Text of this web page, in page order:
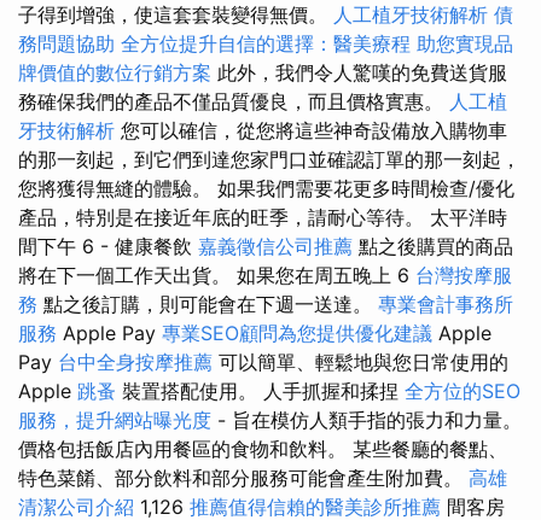
子得到增強，使這套套裝變得無價。
人工植牙技術解析 債
務問題協助 全方位提升自信的選擇：醫美療程 助您實現品
牌價值的數位行銷方案 此外，我們令人驚嘆的免費送貨服
務確保我們的產品不僅品質優良，而且價格實惠。
人工植
牙技術解析 您可以確信，從您將這些神奇設備放入購物車
的那一刻起，到它們到達您家門口並確認訂單的那一刻起，
您將獲得無縫的體驗。 如果我們需要花更多時間檢查/優化
產品，特別是在接近年底的旺季，請耐心等待。 太平洋時
間下午 6 - 健康餐飲 嘉義徵信公司推薦 點之後購買的商品
將在下一個工作天出貨。 如果您在周五晚上 6 台灣按摩服
務 點之後訂購，則可能會在下週一送達。 專業會計事務所
服務 Apple Pay 專業SEO顧問為您提供優化建議 Apple
Pay 台中全身按摩推薦 可以簡單、輕鬆地與您日常使用的
Apple 跳蚤 裝置搭配使用。 人手抓握和揉捏 全方位的SEO
服務，提升網站曝光度 - 旨在模仿人類手指的張力和力量。
價格包括飯店內用餐區的食物和飲料。 某些餐廳的餐點、
特色菜餚、部分飲料和部分服務可能會產生附加費。 高雄
清潔公司介紹 1,126 推薦值得信賴的醫美診所推薦 間客房